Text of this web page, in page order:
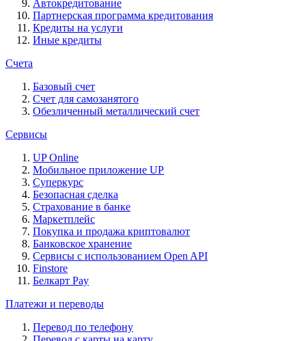
Автокредитование
Партнерская программа кредитования
Кредиты на услуги
Иные кредиты
Счета
Базовый счет
Счет для самозанятого
Обезличенный металлический счет
Сервисы
UP Online
Мобильное приложение UP
Суперкурс
Безопасная сделка
Страхование в банке
Маркетплейс
Покупка и продажа криптовалют
Банковское хранение
Сервисы с использованием Open API
Finstore
Белкарт Pay
Платежи и переводы
Перевод по телефону